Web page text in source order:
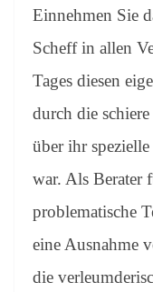
Einnehmen Sie
Scheff in allen
Tages diesen
durch die
über ihr
war. Als Berater
problematische
eine Ausnahme
die